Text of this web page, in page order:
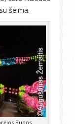
šeima.
Budos